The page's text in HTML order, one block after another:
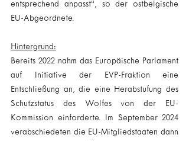
entsprechend anpasst“, so der ostbelgische
EU-Abgeordnete.
Hintergrund:
Bereits 2022 nahm das Europäische Parlament
auf Initiative der EVP-Fraktion eine
Entschließung an, die eine Herabstufung des
Schutzstatus des Wolfes von der EU-
Kommission einforderte. Im September 2024
verabschiedeten die EU-Mitgliedstaaten dann